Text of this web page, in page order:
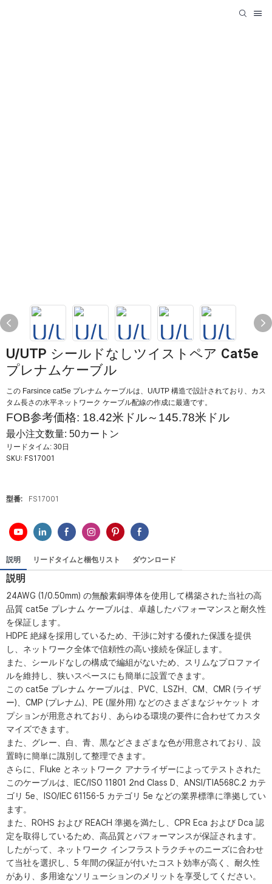
U/UTP シールドなしツイストペア Cat5e
プレナムケーブル
この Farsince cat5e プレナム ケーブルは、U/UTP 構造で設計されており、カス
タム長さの水平ネットワーク ケーブル配線の作成に最適です。
FOB参考価格: 18.42米ドル～145.78米ドル
最小注文数量: 50カートン
リードタイム: 30日
SKU: FS17001
型番: FS17001
説明 リードタイムと梱包リスト ダウンロード
説明
24AWG (1/0.50mm) の無酸素銅導体を使用して構築された当社の高
品質 cat5e プレナム ケーブルは、卓越したパフォーマンスと耐久性
を保証します。
HDPE 絶縁を採用しているため、干渉に対する優れた保護を提供
し、ネットワーク全体で信頼性の高い接続を保証します。
また、シールドなしの構成で編組がないため、スリムなプロファイ
ルを維持し、狭いスペースにも簡単に設置できます。
この cat5e プレナム ケーブルは、PVC、LSZH、CM、CMR (ライザ
ー)、CMP (プレナム)、PE (屋外用) などのさまざまなジャケット オ
プションが用意されており、あらゆる環境の要件に合わせてカスタ
マイズできます。
また、グレー、白、青、黒などさまざまな色が用意されており、設
置時に簡単に識別して整理できます。
さらに、Fluke とネットワーク アナライザーによってテストされた
このケーブルは、IEC/ISO 11801 2nd Class D、ANSI/TIA568C.2 カテ
ゴリ 5e、ISO/IEC 61156-5 カテゴリ 5e などの業界標準に準拠してい
ます。
また、ROHS および REACH 準拠を満たし、CPR Eca および Dca 認
定を取得しているため、高品質とパフォーマンスが保証されます。
したがって、ネットワーク インフラストラクチャのニーズに合わせ
て当社を選択し、5 年間の保証が付いたコスト効率が高く、耐久性
があり、多用途なソリューションのメリットを享受してください。